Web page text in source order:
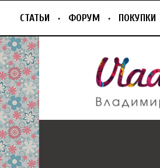
СТАТЬИ ФОРУМ ПОКУПКИ